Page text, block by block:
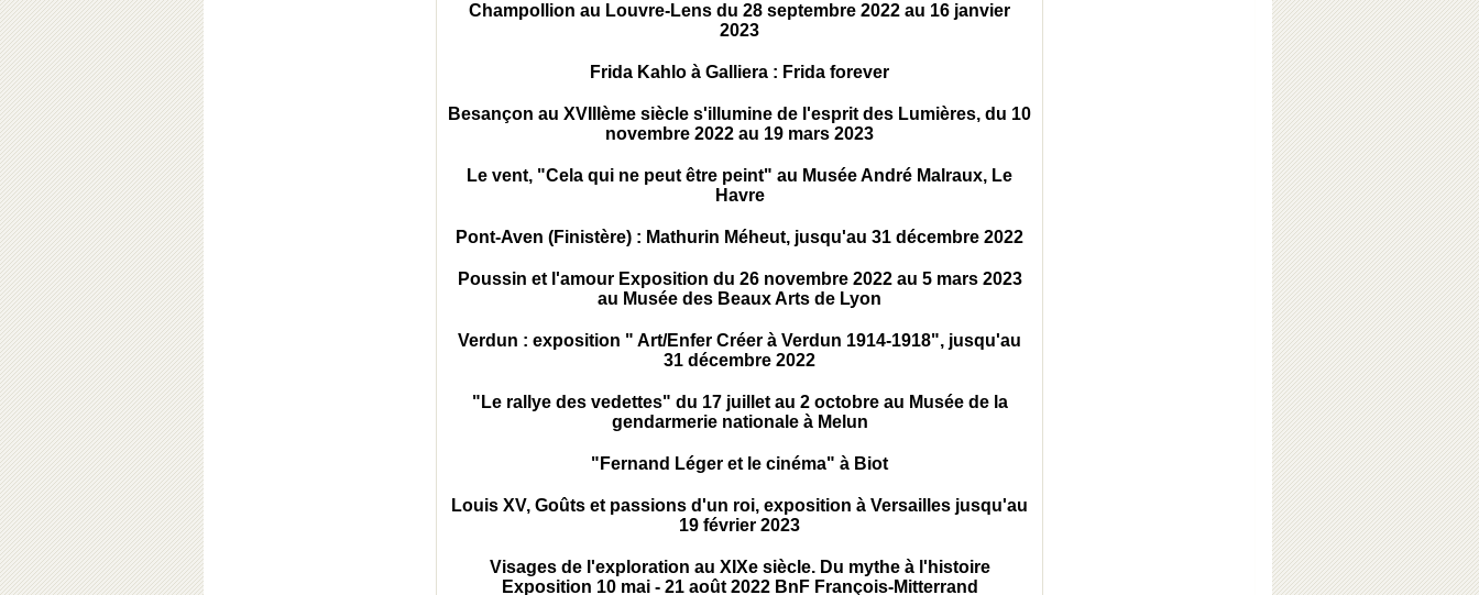
Champollion au Louvre-Lens du 28 septembre 2022 au 16 janvier
2023
Frida Kahlo à Galliera : Frida forever
Besançon au XVIIIème siècle s'illumine de l'esprit des Lumières, du 10
novembre 2022 au 19 mars 2023
Le vent, "Cela qui ne peut être peint" au Musée André Malraux, Le
Havre
Pont-Aven (Finistère) : Mathurin Méheut, jusqu'au 31 décembre 2022
Poussin et l'amour Exposition du 26 novembre 2022 au 5 mars 2023
au Musée des Beaux Arts de Lyon
Verdun : exposition " Art/Enfer Créer à Verdun 1914-1918", jusqu'au
31 décembre 2022
"Le rallye des vedettes" du 17 juillet au 2 octobre au Musée de la
gendarmerie nationale à Melun
"Fernand Léger et le cinéma" à Biot
Louis XV, Goûts et passions d'un roi, exposition à Versailles jusqu'au
19 février 2023
Visages de l'exploration au XIXe siècle. Du mythe à l'histoire
Exposition 10 mai - 21 août 2022 BnF François-Mitterrand